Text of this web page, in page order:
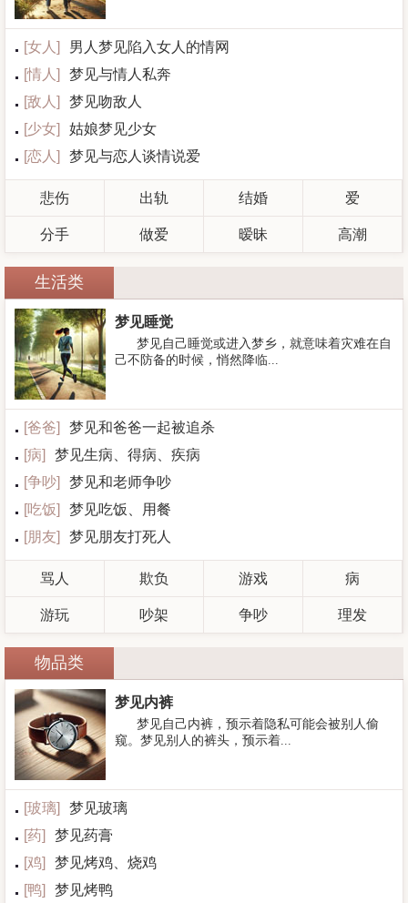
[女人 ]
男人梦见陷入女人的情网
[情人 ]
梦见与情人私奔
[敌人 ]
梦见吻敌人
[少女]
姑娘梦见少女
[恋人 ] 梦见与恋人谈情说爱
悲伤 出轨 结婚 爱
分手 做爱 暧昧 高潮
生活类
梦见睡觉
梦见自己睡觉或进入梦乡，就意味着灾难在自
己不防备的时候，悄然降临...
[爸爸]
梦见和爸爸一起被追杀
[病]
梦见生病、得病、疾病
[争吵]
梦见和老师争吵
[吃饭]
梦见吃饭、用餐
[朋友] 梦见朋友打死人
骂人 欺负 游戏 病
游玩 吵架 争吵 理发
物品类
梦见内裤
梦见自己内裤，预示着隐私可能会被别人偷
窥。梦见别人的裤头，预示着...
[玻璃]
梦见玻璃
[药]
梦见药膏
[鸡]
梦见烤鸡、烧鸡
[鸭] 梦见烤鸭